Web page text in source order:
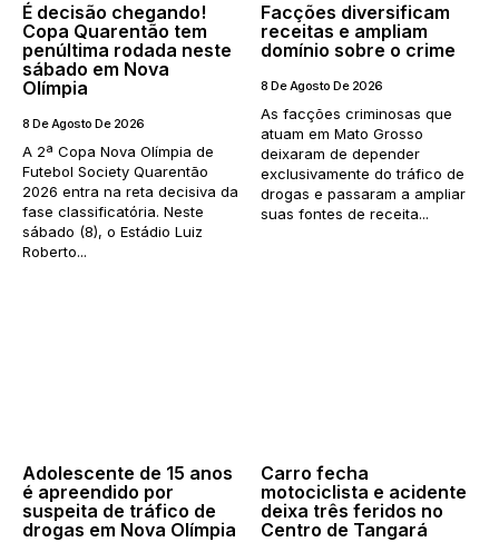
É decisão chegando!
Copa Quarentão tem
penúltima rodada neste
sábado em Nova
Olímpia
8 De Agosto De 2026
A 2ª Copa Nova Olímpia de
Futebol Society Quarentão
2026 entra na reta decisiva da
fase classificatória. Neste
sábado (8), o Estádio Luiz
Roberto...
Facções diversificam
receitas e ampliam
domínio sobre o crime
8 De Agosto De 2026
As facções criminosas que
atuam em Mato Grosso
deixaram de depender
exclusivamente do tráfico de
drogas e passaram a ampliar
suas fontes de receita...
Adolescente de 15 anos
é apreendido por
suspeita de tráfico de
drogas em Nova Olímpia
Carro fecha
motociclista e acidente
deixa três feridos no
Centro de Tangará